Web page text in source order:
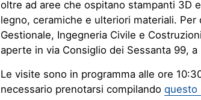
oltre ad aree che ospitano stampanti 3D
legno, ceramiche e ulteriori materiali. Per
Gestionale, Ingegneria Civile e
aperte in via Consiglio dei Sessanta 99, a
Le visite sono in programma alle ore
necessario prenotarsi compilando questo